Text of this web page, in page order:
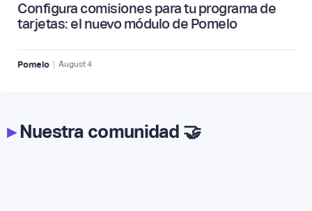
Configura comisiones para tu programa de
tarjetas: el nuevo módulo de Pomelo
Pomelo | August4
▸Nuestra comunidad 🤝